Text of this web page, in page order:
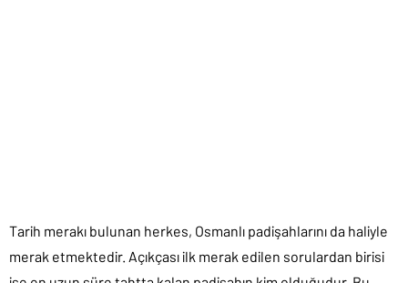
Tarih merakı bulunan herkes, Osmanlı padişahlarını da haliyle
merak etmektedir. Açıkçası ilk merak edilen sorulardan birisi